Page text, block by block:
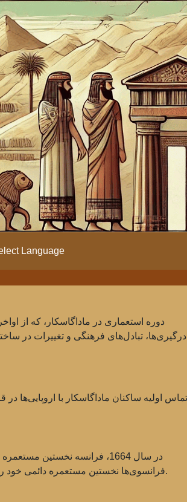
Language
درگیری‌ها، تبادل‌های فرهنگی و تغییرات در
فرانسوی‌ها نخستین مستعمره دائمی خود را در جزیره تأسیس کردند و کنترل بخشی از سواحل آن را به دست آوردند، که منجر به افزایش تجارت برده‌ها و ادویه‌ها شد.